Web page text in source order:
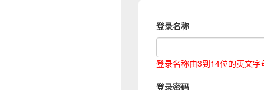
登录名称
登录名称由3到14位的英文
登录密码